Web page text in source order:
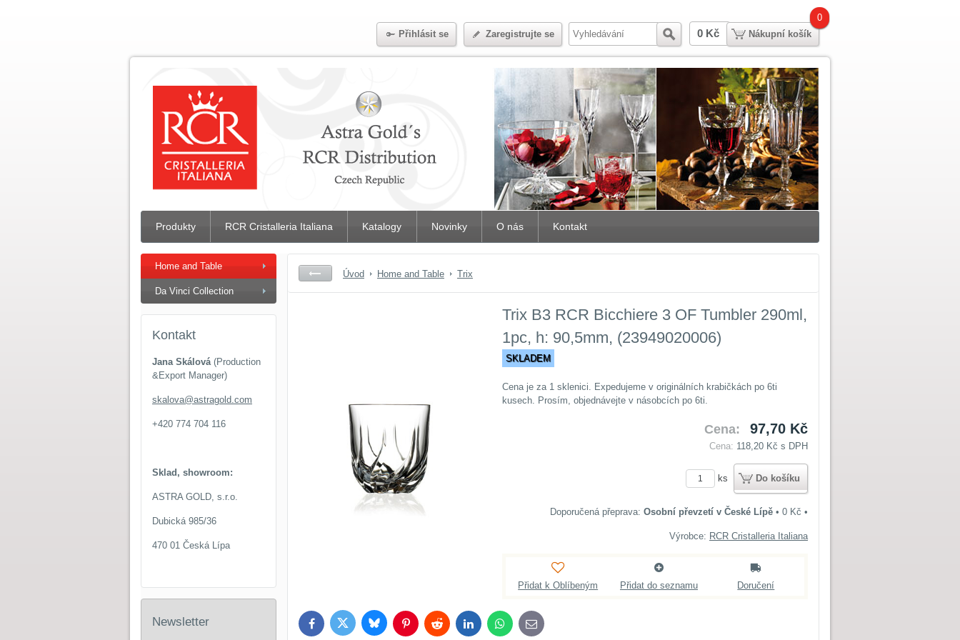
Přihlásit se Zaregistrujte se Hledat
0 Kč
0
Nákupní košík
Produkty RCR Cristalleria Italiana Katalogy Novinky O nás Kontakt
Úvod Home and Table Trix
Trix B3 RCR Bicchiere 3 OF Tumbler 290ml,
1pc, h: 90,5mm, (23949020006)
SKLADEM
Cena je za 1 sklenici. Expedujeme v originálních krabičkách po 6ti
kusech. Prosím, objednávejte v násobcích po 6ti.
Cena: 97,70 Kč
Cena: 118,20 Kč s DPH
ks Do košíku
Osobní převzetí v České Lípě • 0 Kč •
Výrobce: RCR Cristalleria Italiana
Přidat k Oblíbeným Přidat do seznamu Doručení
FacebookTwitter BlueskyPinterestReddit LinkedInWhatsApp
E-
mail
Home and Table
Da Vinci Collection
Kontakt
Jana Skálová (Production
&Export Manager)
skalova@astragold.com
+420 774 704 116
Sklad, showroom:
ASTRA GOLD, s.r.o.
Dubická 985/36
470 01 Česká Lípa
Newsletter